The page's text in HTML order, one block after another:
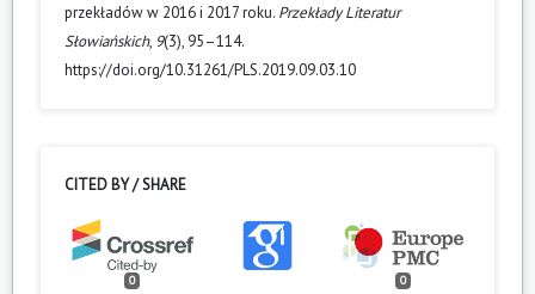
przekładów w 2016 i 2017 roku. Przekłady Literatur
Słowiańskich, 9(3), 95–114.
https://doi.org/10.31261/PLS.2019.09.03.10
CITED BY / SHARE
0 0